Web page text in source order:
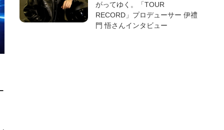
がってゆく。「TOUR
RECORD」プロデューサー 伊禮
門 悟さんインタビュー